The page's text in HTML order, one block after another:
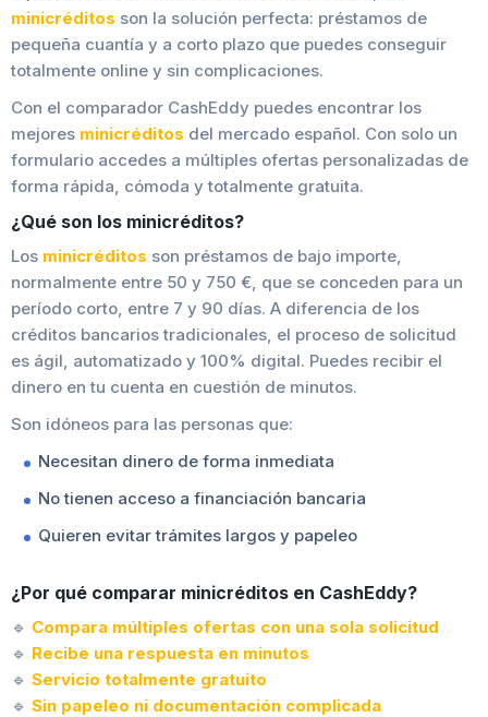
minicréditos son la solución perfecta: préstamos de
pequeña cuantía y a corto plazo que puedes conseguir
totalmente online y sin complicaciones.
Con el comparador CashEddy puedes encontrar los
mejores minicréditos del mercado español. Con solo un
formulario accedes a múltiples ofertas personalizadas de
forma rápida, cómoda y totalmente gratuita.
¿Qué son los minicréditos?
Los minicréditos son préstamos de bajo importe,
normalmente entre 50 y 750 €, que se conceden para un
período corto, entre 7 y 90 días. A diferencia de los
créditos bancarios tradicionales, el proceso de solicitud
es ágil, automatizado y 100% digital. Puedes recibir el
dinero en tu cuenta en cuestión de minutos.
Son idóneos para las personas que:
Necesitan dinero de forma inmediata
No tienen acceso a financiación bancaria
Quieren evitar trámites largos y papeleo
¿Por qué comparar minicréditos en CashEddy?
🔹 Compara múltiples ofertas con una sola solicitud
🔹 Recibe una respuesta en minutos
🔹 Servicio totalmente gratuito
🔹 Sin papeleo ni documentación complicada